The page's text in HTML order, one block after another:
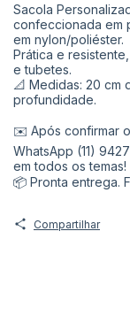
Sacola
confeccionada em
em nylon/poliéster.
Prática e
e tubetes.
📐 Medidas: 20 cm
profundidade.
✉️ Após confirmar
WhatsApp (11)
em todos os temas!
📦 Pronta entrega.
Compartilhar